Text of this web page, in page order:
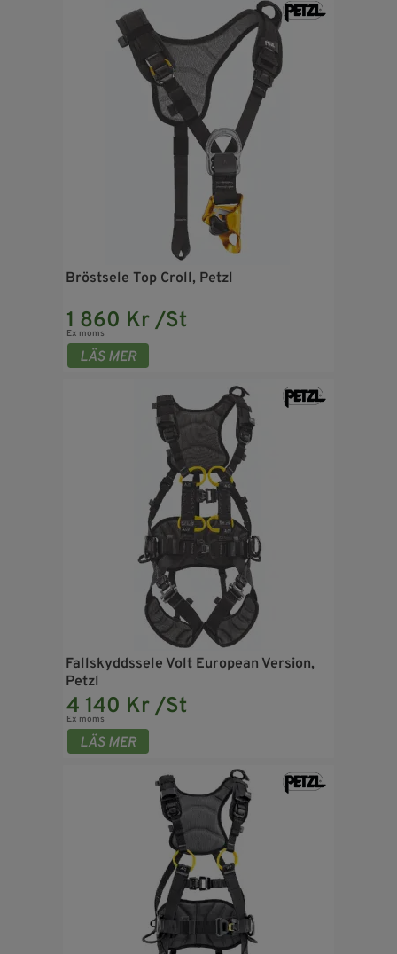
Bröstsele Top Croll, Petzl
1 860 Kr /St
Ex moms
Fallskyddssele Volt European Version,
Petzl
4 140 Kr /St
Ex moms